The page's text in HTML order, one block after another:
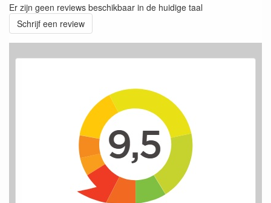
Er zijn geen reviews beschikbaar in de huidige taal
Schrijf een review